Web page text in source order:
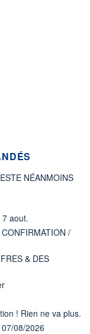
NÉANMOINS
aout.
/
& DES
! Rien ne va plus.
08/2026